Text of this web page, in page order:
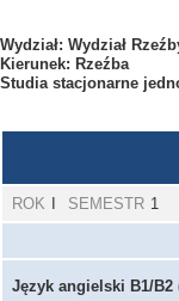
Wydział: Wydział
Kierunek: Rzeźba
Studia stacjonarne
ROK SEMESTR 1
Język angielski B1/B2